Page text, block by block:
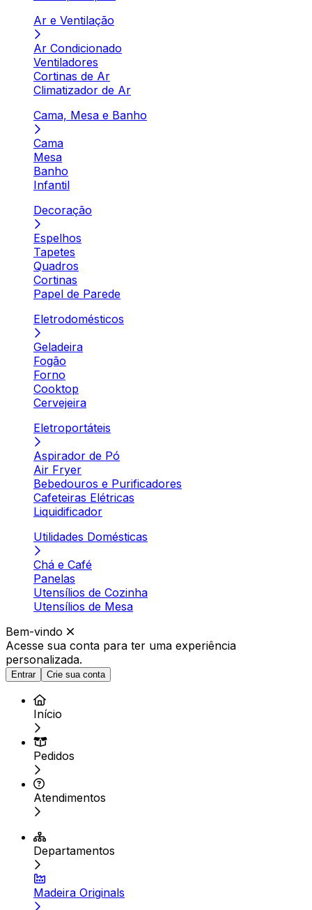
Ar e Ventilação
Ar Condicionado
Ventiladores
Cortinas de Ar
Climatizador de Ar
Cama, Mesa e Banho
Cama
Mesa
Banho
Infantil
Decoração
Espelhos
Tapetes
Quadros
Cortinas
Papel de Parede
Eletrodomésticos
Geladeira
Fogão
Forno
Cooktop
Cervejeira
Eletroportáteis
Aspirador de Pó
Air Fryer
Bebedouros e Purificadores
Cafeteiras Elétricas
Liquidificador
Utilidades Domésticas
Chá e Café
Panelas
Utensílios de Cozinha
Utensílios de Mesa
Bem-vindo
Acesse sua conta para ter uma experiência
personalizada.
Entrar Crie sua conta
Início
Pedidos
Atendimentos
Departamentos
Madeira Originals